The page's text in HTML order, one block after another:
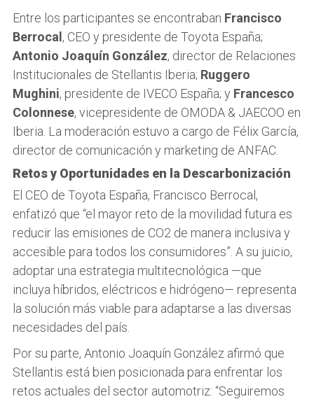
Entre los participantes se encontraban Francisco
Berrocal, CEO y presidente de Toyota España;
Antonio Joaquín González, director de Relaciones
Institucionales de Stellantis Iberia; Ruggero
Mughini, presidente de IVECO España; y Francesco
Colonnese, vicepresidente de OMODA & JAECOO en
Iberia. La moderación estuvo a cargo de Félix García,
director de comunicación y marketing de ANFAC.
Retos y Oportunidades en la Descarbonización
El CEO de Toyota España, Francisco Berrocal,
enfatizó que “el mayor reto de la movilidad futura es
reducir las emisiones de CO2 de manera inclusiva y
accesible para todos los consumidores”. A su juicio,
adoptar una estrategia multitecnológica —que
incluya híbridos, eléctricos e hidrógeno— representa
la solución más viable para adaptarse a las diversas
necesidades del país.
Por su parte, Antonio Joaquín González afirmó que
Stellantis está bien posicionada para enfrentar los
retos actuales del sector automotriz: “Seguiremos